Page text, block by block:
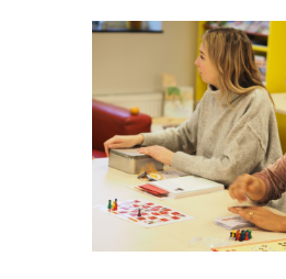
VRIJWILLIGERS & STAGIAIRES